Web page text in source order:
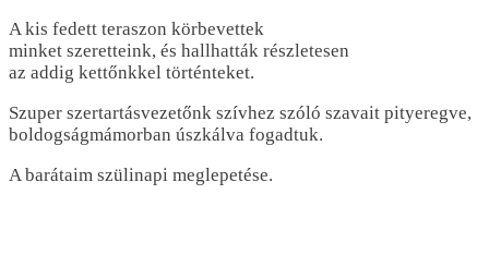
A kis fedett teraszon körbevettek
minket szeretteink, és hallhatták részletesen
az addig kettőnkkel történteket.
Szuper szertartásvezetőnk szívhez szóló szavait pityeregve,
boldogságmámorban úszkálva fogadtuk.
A barátaim szülinapi meglepetése.